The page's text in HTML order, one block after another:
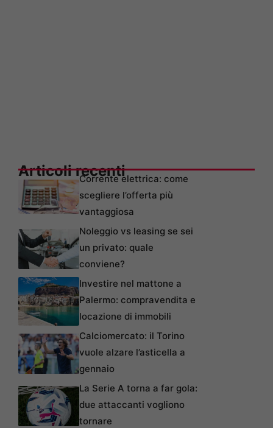
Articoli recentiCorrente elettrica: come
scegliere l’offerta più
vantaggiosa
Noleggio vs leasing se sei
un privato: quale
conviene?
Investire nel mattone a
Palermo: compravendita e
locazione di immobili
Calciomercato: il Torino
vuole alzare l’asticella a
gennaio
La Serie A torna a far gola:
due attaccanti vogliono
tornare